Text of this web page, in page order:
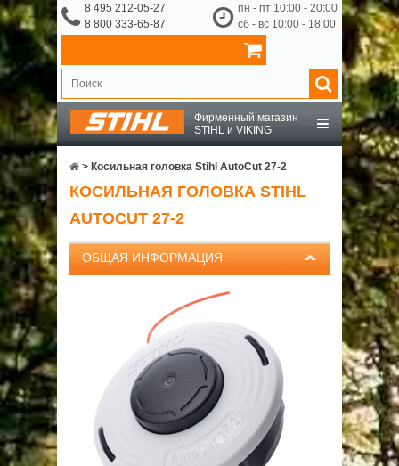
8 495 212-05-27
8 800 333-65-87
пн - пт 10:00 - 20:00
сб - вс 10:00 - 18:00
Фирменный магазин
STIHL и VIKING
STIHL
VIKING
OCHSENKOPF
ПРИНАДЛЕЖНОСТИ
О КОМПАНИИ
ДОСТАВКА
ОПЛАТА
> Косильная головка Stihl AutoCut 27-2
КОСИЛЬНАЯ ГОЛОВКА STIHL
AUTOCUT 27-2
ОБЩАЯ ИНФОРМАЦИЯ